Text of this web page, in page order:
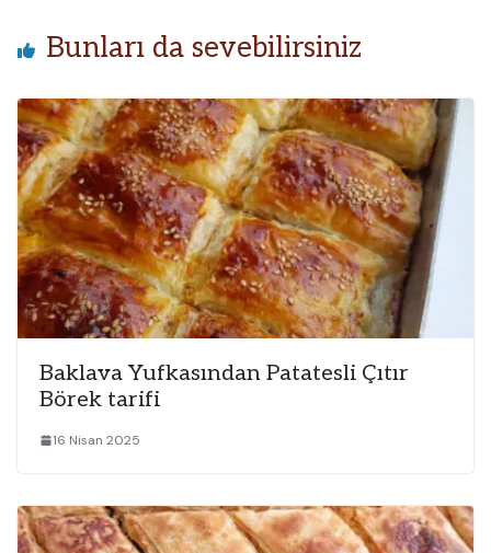
Bunları da sevebilirsiniz
Baklava Yufkasından Patatesli Çıtır
Börek tarifi
16 Nisan 2025